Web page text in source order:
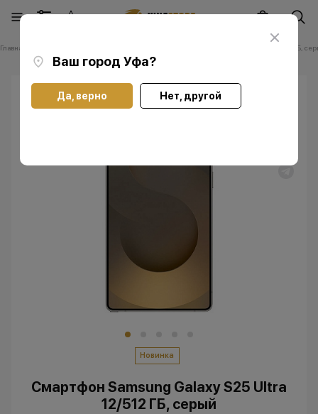
Ваш город Уфа?
Да, верно Нет, другой
Главная Смартфон Samsung Galaxy S25 Ultra 12/512 ГБ,
Новинка
Смартфон Samsung Galaxy S25 Ultra
12/512 ГБ, серый